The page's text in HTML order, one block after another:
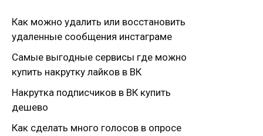
Как можно удалить или восстановить
удаленные сообщения инстаграме
Самые выгодные сервисы где можно
купить накрутку лайков в ВК
Накрутка подписчиков в ВК купить
дешево
Как сделать много голосов в опросе